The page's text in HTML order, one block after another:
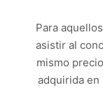
Para
asistir al
mismo
adquirida en